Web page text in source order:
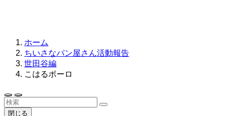
ホーム
ちいさなパン屋さん活動報告
世田谷編
こはるボーロ
閉じる